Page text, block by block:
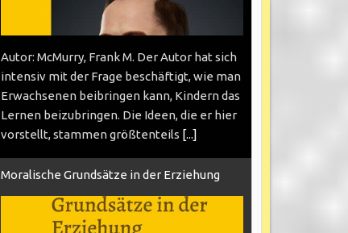
Autor: McMurry, Frank M. Der Autor hat sich
intensiv mit der Frage beschäftigt, wie man
Erwachsenen beibringen kann, Kindern das
Lernen beizubringen. Die Ideen, die er hier
vorstellt, stammen größtenteils [...]
Moralische Grundsätze in der Erziehung